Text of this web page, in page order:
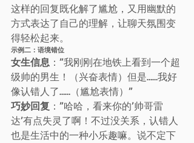
这样的回复既化解了尴尬，又用幽默的
方式表达了自己的理解，让聊天氛围变
得轻松起来。
示例二：语境错位
女生信息 ：”我刚刚在地铁上看到一个超
级帅的男生！（兴奋表情）但是……我好
像认错人了……（尴尬表情）”
巧妙回复 ：”哈哈，看来你的’帅哥雷
达’有点失灵了啊！不过没关系，认错人
也是生活中的一种小乐趣嘛。说不定下